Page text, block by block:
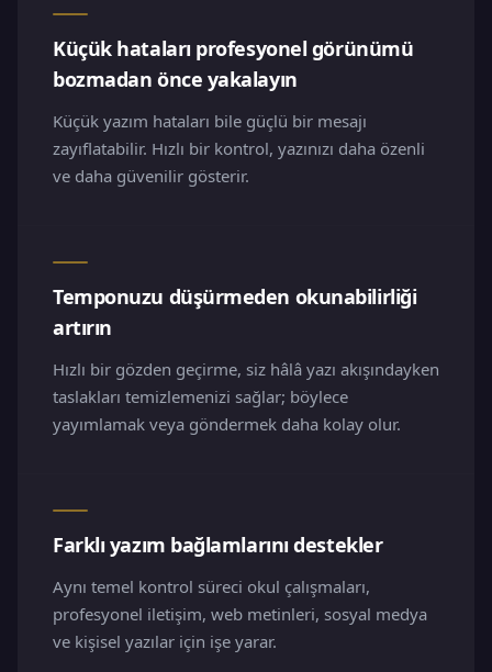
Küçük hataları profesyonel görünümü
bozmadan önce yakalayın
Küçük yazım hataları bile güçlü bir mesajı
zayıflatabilir. Hızlı bir kontrol, yazınızı daha özenli
ve daha güvenilir gösterir.
Temponuzu düşürmeden okunabilirliği
artırın
Hızlı bir gözden geçirme, siz hâlâ yazı akışındayken
taslakları temizlemenizi sağlar; böylece
yayımlamak veya göndermek daha kolay olur.
Farklı yazım bağlamlarını destekler
Aynı temel kontrol süreci okul çalışmaları,
profesyonel iletişim, web metinleri, sosyal medya
ve kişisel yazılar için işe yarar.